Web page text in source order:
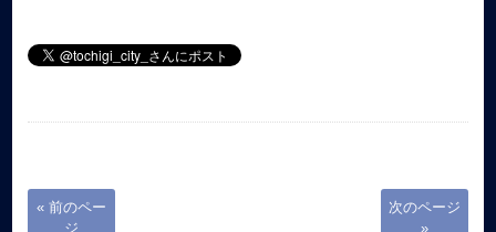
« 前のペー
ジ
次のページ
»